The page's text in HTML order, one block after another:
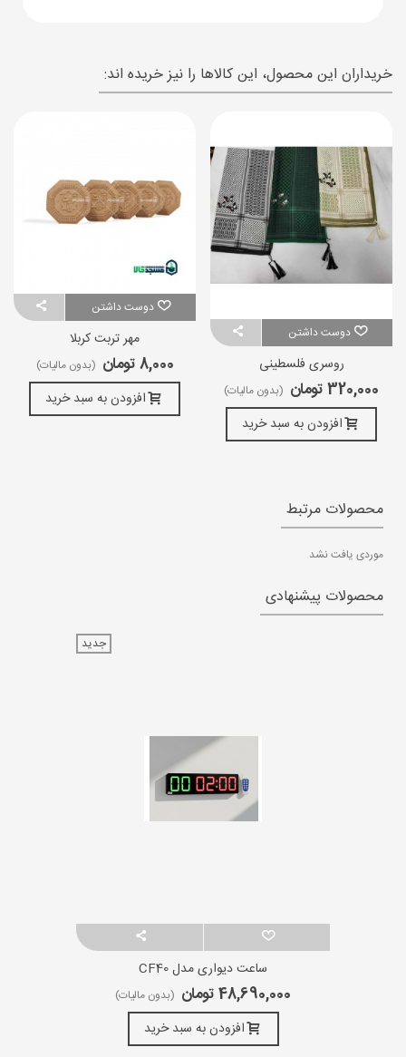
خریداران این محصول، این کالاها را نیز خریده اند:
دوست داشتن
روسری فلسطینی
320,000 تومان (بدون مالیات)
افزودن به سبد خرید
دوست داشتن
مهر تربت کربلا
8,000 تومان (بدون مالیات)
افزودن به سبد خرید
محصولات مرتبط
موردی یافت نشد
محصولات پیشنهادی
جدید
ساعت دیواری مدل CF40
48,690,000 تومان (بدون مالیات)
افزودن به سبد خرید